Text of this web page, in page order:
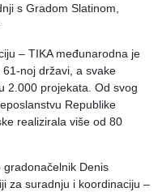
s Gradom Slatinom,
– TIKA međunarodna je
noj državi, a svake
2.000 projekata. Od svog
Republike
realizirala više od 80
Denis
za suradnju i koordinaciju –